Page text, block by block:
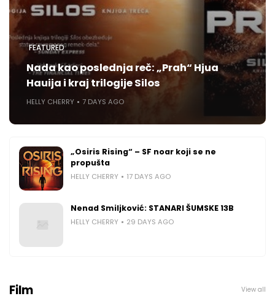
FEATURED
Nada kao poslednja reč: „Prah“ Hjua
Hauija i kraj trilogije Silos
HELLY CHERRY 7 DAYS AGO
„Osiris Rising“ – SF noar koji se ne
propušta
HELLY CHERRY 17 DAYS AGO
Nenad Smiljković: STANARI ŠUMSKE 13B
HELLY CHERRY 29 DAYS AGO
Film View all